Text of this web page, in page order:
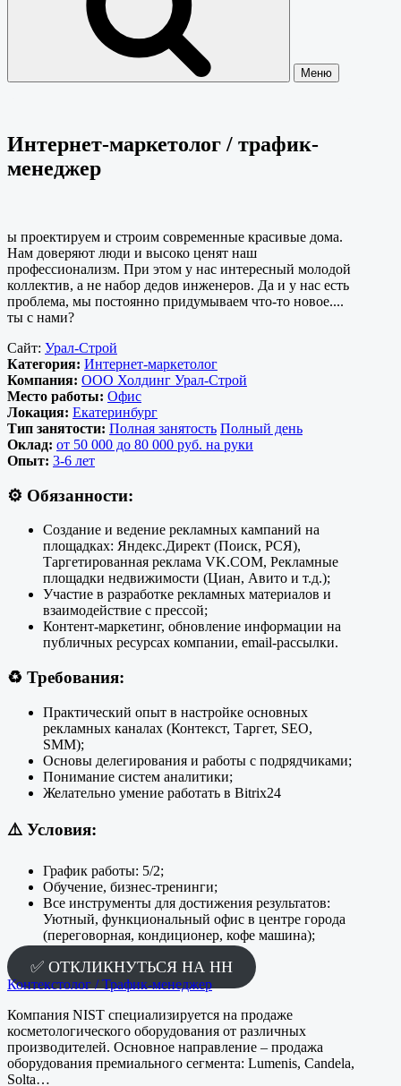
Меню
Интернет-маркетолог / трафик-
менеджер
ы проектируем и строим современные красивые дома.
Нам доверяют люди и высоко ценят наш
профессионализм. При этом у нас интересный молодой
коллектив, а не набор дедов инженеров. Да и у нас есть
проблема, мы постоянно придумываем что-то новое....
ты с нами?
Сайт: Урал-Строй
Категория: Интернет-маркетолог
Компания: ООО Холдинг Урал-Строй
Место работы: Офис
Локация: Екатеринбург
Тип занятости: Полная занятость Полный день
Оклад: от 50 000 до 80 000 руб. на руки
Опыт: 3-6 лет
⚙️ Обязанности:
Создание и ведение рекламных кампаний на
площадках: Яндекс.Директ (Поиск, РСЯ),
Таргетированная реклама VK.COM, Рекламные
площадки недвижимости (Циан, Авито и т.д.);
Участие в разработке рекламных материалов и
взаимодействие с прессой;
Контент-маркетинг, обновление информации на
публичных ресурсах компании, email-рассылки.
♻️ Требования:
Практический опыт в настройке основных
рекламных каналах (Контекст, Таргет, SEO,
SMM);
Основы делегирования и работы с подрядчиками;
Понимание систем аналитики;
Желательно умение работать в Bitrix24
⚠️ Условия:
График работы: 5/2;
Обучение, бизнес-тренинги;
Все инструменты для достижения результатов:
Уютный, функциональный офис в центре города
(переговорная, кондиционер, кофе машина);
✅ ОТКЛИКНУТЬСЯ НА HH
Контекстолог / Трафик-менеджер
Компания NIST специализируется на продаже
косметологического оборудования от различных
производителей. Основное направление – продажа
оборудования премиального сегмента: Lumenis, Candela,
Solta…